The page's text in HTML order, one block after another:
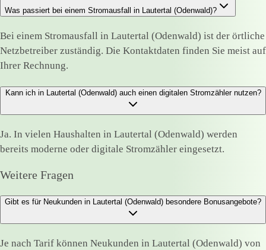
Was passiert bei einem Stromausfall in Lautertal (Odenwald)?
Bei einem Stromausfall in Lautertal (Odenwald) ist der örtliche
Netzbetreiber zuständig. Die Kontaktdaten finden Sie meist auf
Ihrer Rechnung.
Kann ich in Lautertal (Odenwald) auch einen digitalen Stromzähler nutzen?
Ja. In vielen Haushalten in Lautertal (Odenwald) werden
bereits moderne oder digitale Stromzähler eingesetzt.
Weitere Fragen
Gibt es für Neukunden in Lautertal (Odenwald) besondere Bonusangebote?
Je nach Tarif können Neukunden in Lautertal (Odenwald) von